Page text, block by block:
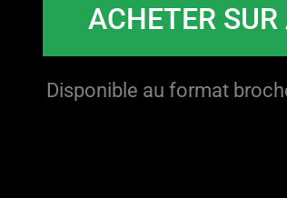
ACHETER
Disponible au format